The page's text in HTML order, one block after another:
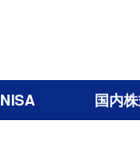
NISA 国内